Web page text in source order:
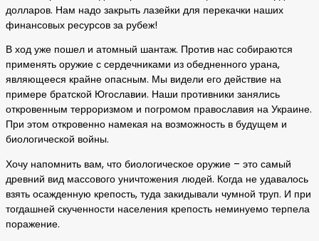
долларов. Нам надо закрыть лазейки для перекачки наших
финансовых ресурсов за рубеж!
В ход уже пошел и атомный шантаж. Против нас собираются
применять оружие с сердечниками из обедненного урана,
являющееся крайне опасным. Мы видели его действие на
примере братской Югославии. Наши противники занялись
откровенным терроризмом и погромом православия на Украине.
При этом откровенно намекая на возможность в будущем и
биологической войны.
Хочу напомнить вам, что биологическое оружие – это самый
древний вид массового уничтожения людей. Когда не удавалось
взять осажденную крепость, туда закидывали чумной труп. И при
тогдашней скученности населения крепость неминуемо терпела
поражение.